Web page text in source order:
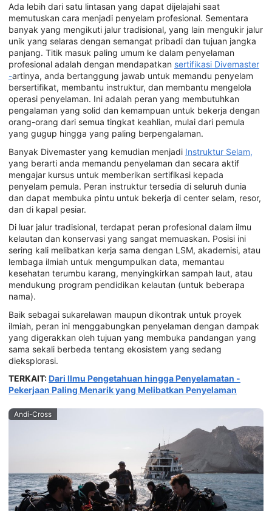
Ada lebih dari satu lintasan yang dapat dijelajahi saat
memutuskan cara menjadi penyelam profesional. Sementara
banyak yang mengikuti jalur tradisional, yang lain mengukir jalur
unik yang selaras dengan semangat pribadi dan tujuan jangka
panjang. Titik masuk paling umum ke dalam penyelaman
profesional adalah dengan mendapatkan sertifikasi Divemaster
-artinya, anda bertanggung jawab untuk memandu penyelam
bersertifikat, membantu instruktur, dan membantu mengelola
operasi penyelaman. Ini adalah peran yang membutuhkan
pengalaman yang solid dan kemampuan untuk bekerja dengan
orang-orang dari semua tingkat keahlian, mulai dari pemula
yang gugup hingga yang paling berpengalaman.
Banyak Divemaster yang kemudian menjadi Instruktur Selam,
yang berarti anda memandu penyelaman dan secara aktif
mengajar kursus untuk memberikan sertifikasi kepada
penyelam pemula. Peran instruktur tersedia di seluruh dunia
dan dapat membuka pintu untuk bekerja di center selam, resor,
dan di kapal pesiar.
Di luar jalur tradisional, terdapat peran profesional dalam ilmu
kelautan dan konservasi yang sangat memuaskan. Posisi ini
sering kali melibatkan kerja sama dengan LSM, akademisi, atau
lembaga ilmiah untuk mengumpulkan data, memantau
kesehatan terumbu karang, menyingkirkan sampah laut, atau
mendukung program pendidikan kelautan (untuk beberapa
nama).
Baik sebagai sukarelawan maupun dikontrak untuk proyek
ilmiah, peran ini menggabungkan penyelaman dengan dampak
yang digerakkan oleh tujuan yang membuka pandangan yang
sama sekali berbeda tentang ekosistem yang sedang
dieksplorasi.
TERKAIT:Dari Ilmu Pengetahuan hingga Penyelamatan -
Pekerjaan Paling Menarik yang Melibatkan Penyelaman
Andi-Cross